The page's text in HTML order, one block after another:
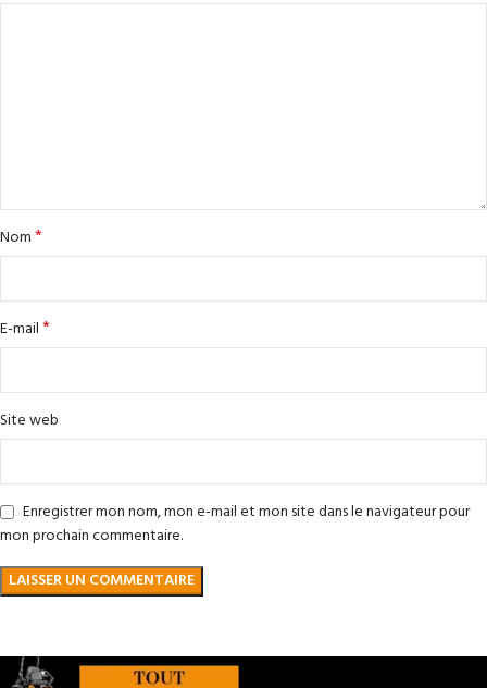
Nom*
E-mail*
Site web
Enregistrer mon nom, mon e-mail et mon site dans le navigateur pour
mon prochain commentaire.